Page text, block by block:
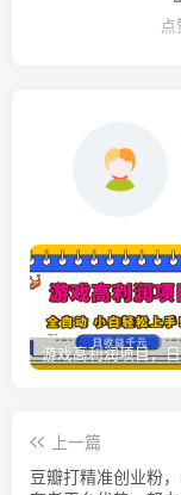
点
上一篇
豆瓣打精准创业粉